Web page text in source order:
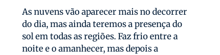
As nuvens vão aparecer mais no decorrer
do dia, mas ainda teremos a presença do
sol em todas as regiões. Faz frio entre a
noite e o amanhecer, mas depois a